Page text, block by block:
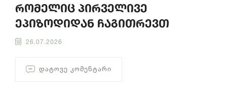
რომელიც პირველივე
ეპიზოდიდან ჩაგითრევთ
26.07.2026
ᲓᲐᲢᲝᲕᲔ ᲙᲝᲛᲔᲜᲢᲐᲠᲘ